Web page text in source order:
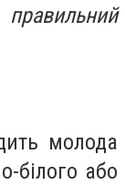
молода
білого або